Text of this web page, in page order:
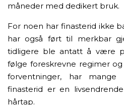
måneder med dedikert bruk.
For noen har finasterid ikke
har også ført til merkbar
tidligere ble antatt å være
følge foreskrevne regimer
forventninger, har
finasterid er en
hårtap.